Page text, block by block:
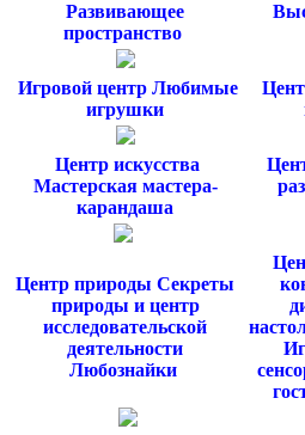
Развивающее
пространство
Игровой центр Любимые
игрушки
Центр искусства
Мастерская мастера-
карандаша
Центр природы Секреты
природы и центр
исследовательской
деятельности
Любознайки